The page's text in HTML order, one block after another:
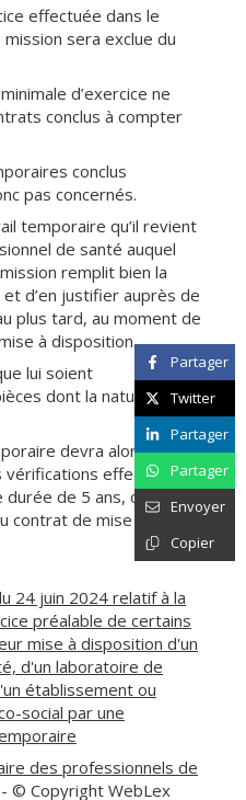
effectuée dans le
sera exclue du
d’exercice ne
conclus à compter
conclus
pas concernés.
temporaire qu’il revient
de santé auquel
remplit bien la
d’en justifier auprès de
plus tard, au moment de
à disposition.
lui soient
dont la nature reste
devra alors
vérifications effectuées
durée de 5 ans, courant à
contrat de mise à
24 juin 2024 relatif à la
préalable de certains
mise à disposition d'un
d'un laboratoire de
établissement ou
social par une
des professionnels de
- © Copyright WebLex
Partager
Twitter
Partager
Partager
Envoyer
Copier